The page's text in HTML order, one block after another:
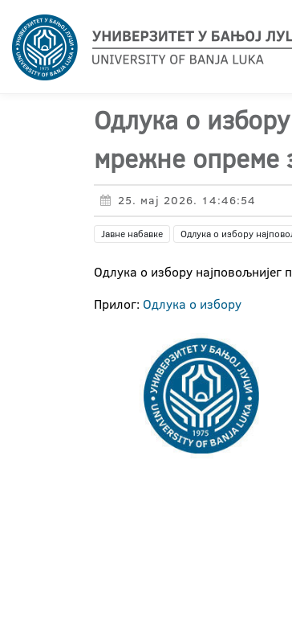
Oдлука о
мрежне опреме
25. мај 2026. 14:46:54
Јавне набавке Одлука о избору
Oдлука о избору најповољнијег
Прилог: Одлука о избору